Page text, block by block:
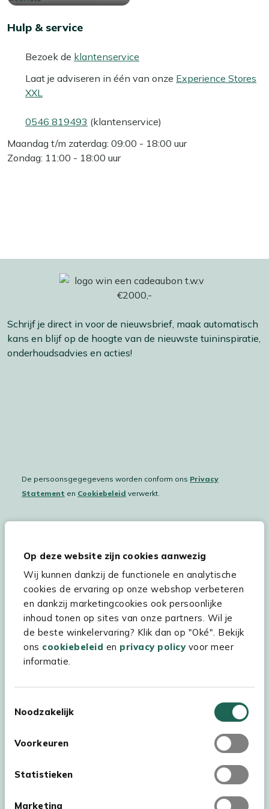
Op deze website zijn cookies aanwezig
Wij kunnen dankzij de functionele en analytische
cookies de ervaring op onze webshop verbeteren
en dankzij marketingcookies ook persoonlijke
inhoud tonen op sites van onze partners. Wil je
de beste winkelervaring? Klik dan op "Oké". Bekijk
ons cookiebeleid en privacy policyvoor meer
informatie.
Noodzakelijk
Voorkeuren
Statistieken
Marketing
Hulp & service
Bezoek de klantenservice
Laat je adviseren in één van onze Experience Stores
XXL
0546 819493 (klantenservice)
Maandag t/m zaterdag: 09:00 - 18:00 uur
Zondag: 11:00 - 18:00 uur
Schrijf je direct in voor de nieuwsbrief, maak automatisch
kans en blijf op de hoogte van de nieuwste tuininspiratie,
onderhoudsadvies en acties!
De persoonsgegegevens worden conform ons Privacy
Statement en Cookiebeleid verwerkt.
Hulp & service
Assortiment
Kees Smit Tuinmeubelen
Experience Stores XXL